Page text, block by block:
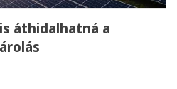
áthidalhatná a